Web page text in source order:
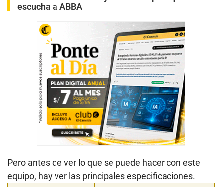
escucha a ABBA
Pero antes de ver lo que se puede hacer con este
equipo, hay ver las principales especificaciones.